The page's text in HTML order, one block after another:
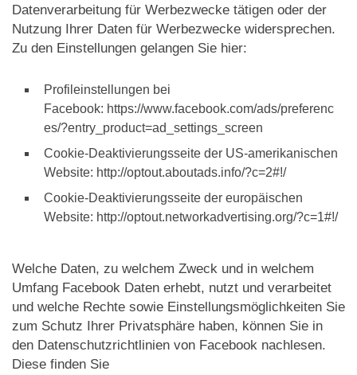
Datenverarbeitung für Werbezwecke tätigen oder der
Nutzung Ihrer Daten für Werbezwecke widersprechen.
Zu den Einstellungen gelangen Sie hier:
Profileinstellungen bei
Facebook: https://www.facebook.com/ads/preferenc
es/?entry_product=ad_settings_screen
Cookie-Deaktivierungsseite der US-amerikanischen
Website: http://optout.aboutads.info/?c=2#!/
Cookie-Deaktivierungsseite der europäischen
Website: http://optout.networkadvertising.org/?c=1#!/
Welche Daten, zu welchem Zweck und in welchem
Umfang Facebook Daten erhebt, nutzt und verarbeitet
und welche Rechte sowie Einstellungsmöglichkeiten Sie
zum Schutz Ihrer Privatsphäre haben, können Sie in
den Datenschutzrichtlinien von Facebook nachlesen.
Diese finden Sie